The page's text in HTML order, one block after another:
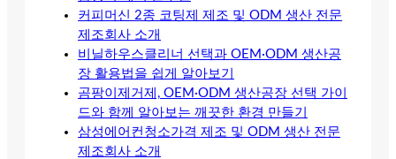
커피머신 2종 코팅제 제조 및 ODM 생산 전문
제조회사 소개
비닐하우스클리너 선택과 OEM·ODM 생산공
장 활용법을 쉽게 알아보기
곰팡이제거제, OEM·ODM 생산공장 선택 가이
드와 함께 알아보는 깨끗한 환경 만들기
삼성에어컨청소가격 제조 및 ODM 생산 전문
제조회사 소개